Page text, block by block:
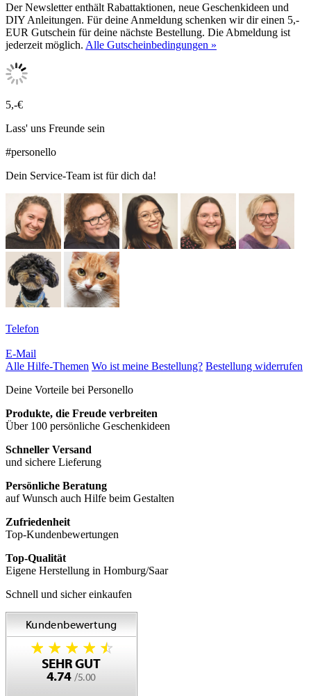
Der Newsletter enthält Rabattaktionen, neue Geschenkideen und
DIY Anleitungen. Für deine Anmeldung schenken wir dir einen 5,-
EUR Gutschein für deine nächste Bestellung. Die Abmeldung ist
jederzeit möglich. Alle Gutscheinbedingungen »
5,-€
Lass' uns Freunde sein
#personello
Dein Service-Team ist für dich da!
Telefon
E-Mail
Alle Hilfe-Themen Wo ist meine Bestellung? Bestellung widerrufen
Deine Vorteile bei Personello
Produkte, die Freude verbreiten
Über 100 persönliche Geschenkideen
Schneller Versand
und sichere Lieferung
Persönliche Beratung
auf Wunsch auch Hilfe beim Gestalten
Zufriedenheit
Top-Kundenbewertungen
Top-Qualität
Eigene Herstellung in Homburg/Saar
Schnell und sicher einkaufen